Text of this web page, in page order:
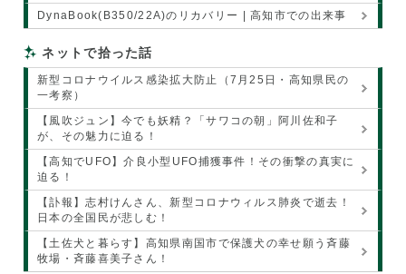
DynaBook(B350/22A)のリカバリー | 高知市での出来事
ネットで拾った話
新型コロナウイルス感染拡大防止（7月25日・高知県民の
一考察）
【風吹ジュン】今でも妖精？「サワコの朝」阿川佐和子
が、その魅力に迫る！
【高知でUFO】介良小型UFO捕獲事件！その衝撃の真実に
迫る！
【訃報】志村けんさん、新型コロナウィルス肺炎で逝去！
日本の全国民が悲しむ！
【土佐犬と暮らす】高知県南国市で保護犬の幸せ願う斉藤
牧場・斉藤喜美子さん！